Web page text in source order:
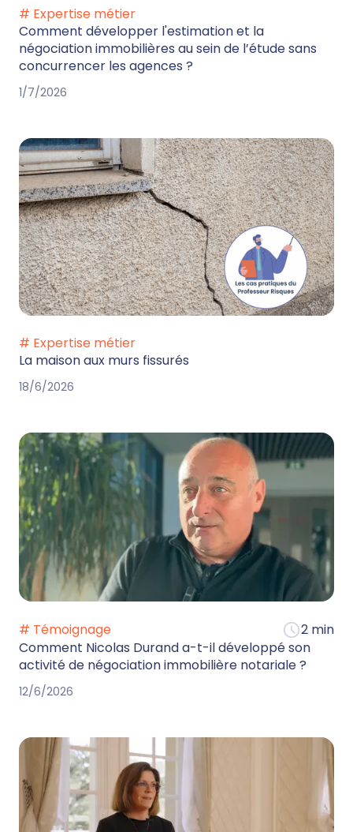
# Expertise métier
Comment développer l'estimation et la
négociation immobilières au sein de l’étude sans
concurrencer les agences ?
1/7/2026
# Expertise métier
La maison aux murs fissurés
18/6/2026
# Témoignage
2 min
Comment Nicolas Durand a-t-il développé son
activité de négociation immobilière notariale ?
12/6/2026